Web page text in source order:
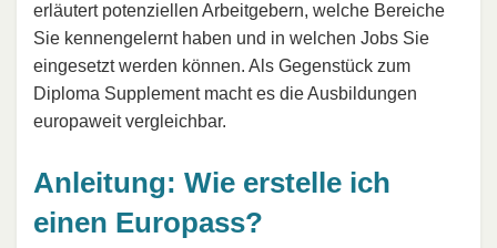
erläutert potenziellen Arbeitgebern, welche Bereiche
Sie kennengelernt haben und in welchen Jobs Sie
eingesetzt werden können. Als Gegenstück zum
Diploma Supplement macht es die Ausbildungen
europaweit vergleichbar.
Anleitung: Wie erstelle ich
einen Europass?